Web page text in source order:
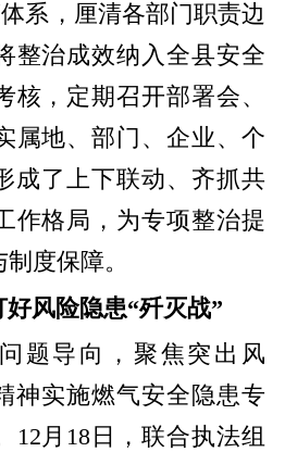
系，厘清各部门职责边
整治成效纳入全县安全
核，定期召开部署会、
属地、部门、企业、个
成了上下联动、齐抓共
作格局，为专项整治提
度保障。
风险隐患“歼灭战”
题导向，聚焦突出风
神实施燃气安全隐患专
12月18日，联合执法组